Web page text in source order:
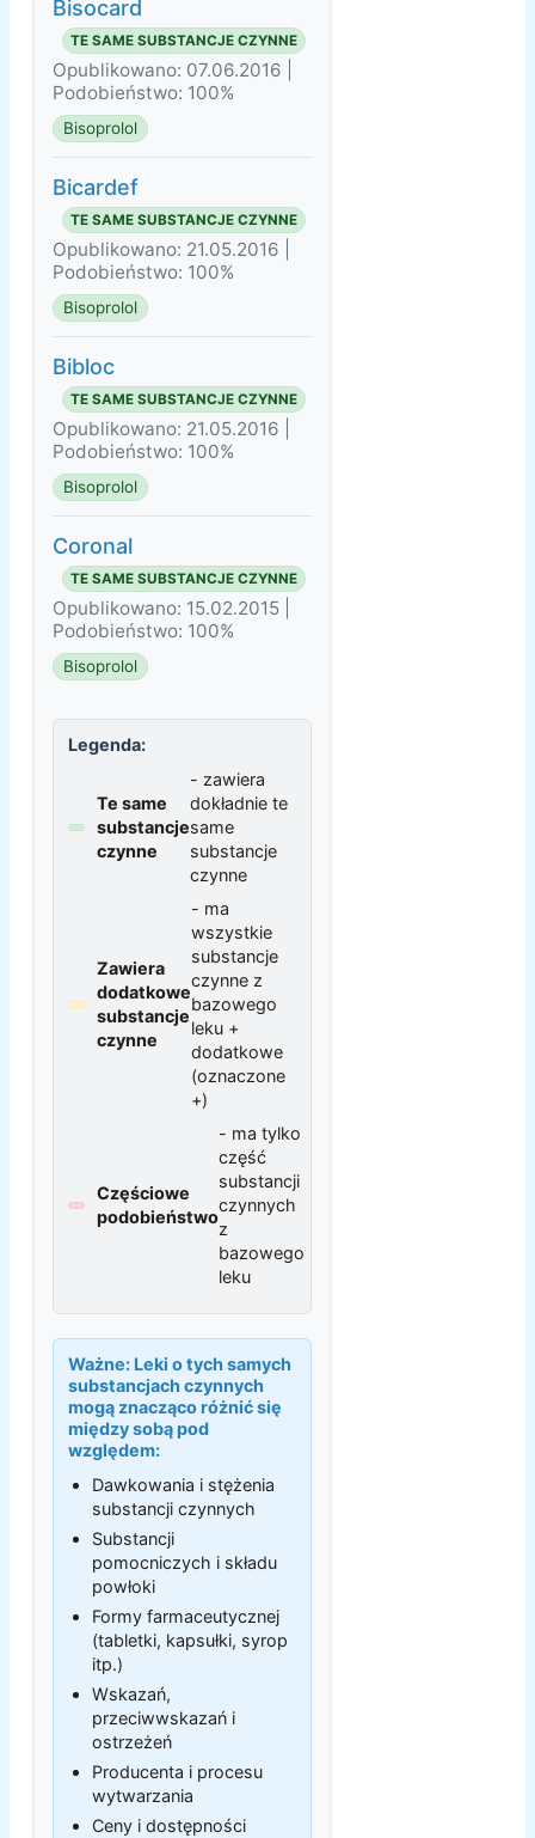
Bisocard
TE SAME SUBSTANCJE CZYNNE
Opublikowano: 07.06.2016 |
Podobieństwo: 100%
Bisoprolol
Bicardef
TE SAME SUBSTANCJE CZYNNE
Opublikowano: 21.05.2016 |
Podobieństwo: 100%
Bisoprolol
Bibloc
TE SAME SUBSTANCJE CZYNNE
Opublikowano: 21.05.2016 |
Podobieństwo: 100%
Bisoprolol
Coronal
TE SAME SUBSTANCJE CZYNNE
Opublikowano: 15.02.2015 |
Podobieństwo: 100%
Bisoprolol
Legenda:
Te same
substancje
czynne
- zawiera
dokładnie te
same
substancje
czynne
Zawiera
dodatkowe
substancje
czynne
- ma
wszystkie
substancje
czynne z
bazowego
leku +
dodatkowe
(oznaczone
+)
Częściowe
podobieństwo
- ma tylko
część
substancji
czynnych
z
bazowego
leku
Ważne: Leki o tych samych
substancjach czynnych
mogą znacząco różnić się
między sobą pod
względem:
Dawkowania i stężenia
substancji czynnych
Substancji
pomocniczych i składu
powłoki
Formy farmaceutycznej
(tabletki, kapsułki, syrop
itp.)
Wskazań,
przeciwwskazań i
ostrzeżeń
Producenta i procesu
wytwarzania
Ceny i dostępności